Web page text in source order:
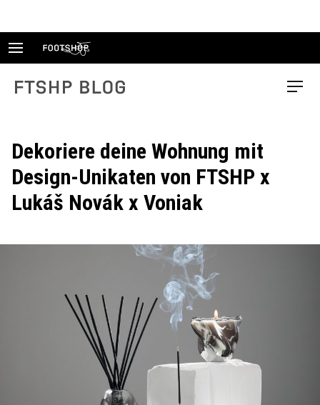
FTSHP blog Menu
Dekoriere deine Wohnung mit
Design-Unikaten von FTSHP x
Lukáš Novák x Voniak